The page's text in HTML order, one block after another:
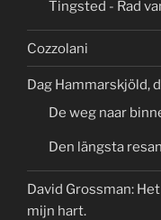
Tingsted - Rad
Cozzolani
Dag Hammarskjöld,
De weg naar
Den längsta resan
David Grossman:
mijn hart.